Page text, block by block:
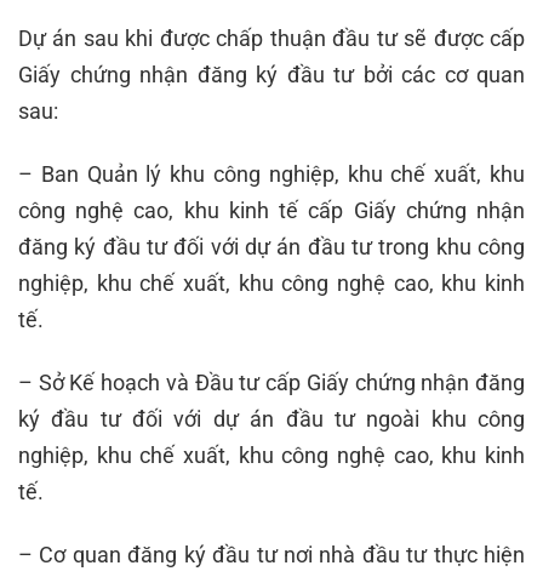
Dự án sau khi được chấp thuận đầu tư sẽ được cấp
Giấy chứng nhận đăng ký đầu tư bởi các cơ quan
sau:
– Ban Quản lý khu công nghiệp, khu chế xuất, khu
công nghệ cao, khu kinh tế cấp Giấy chứng nhận
đăng ký đầu tư đối với dự án đầu tư trong khu công
nghiệp, khu chế xuất, khu công nghệ cao, khu kinh
tế.
– Sở Kế hoạch và Đầu tư cấp Giấy chứng nhận đăng
ký đầu tư đối với dự án đầu tư ngoài khu công
nghiệp, khu chế xuất, khu công nghệ cao, khu kinh
tế.
– Cơ quan đăng ký đầu tư nơi nhà đầu tư thực hiện